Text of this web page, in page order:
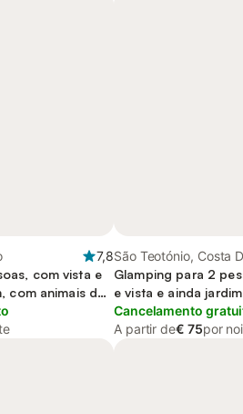
7,8
com vista e
com animais de
São Teotónio, Costa
Glamping para 2
e vista e ainda
estimação
Cancelamento
A partir de€ 75por